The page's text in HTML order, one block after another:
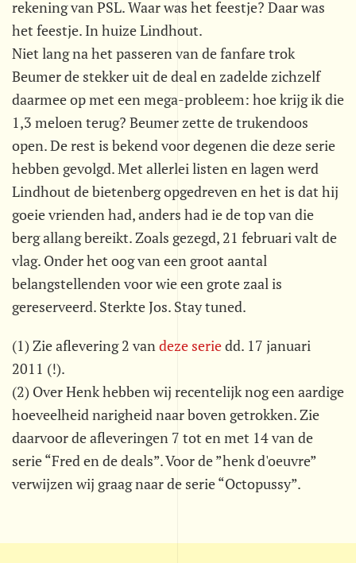
rekening van PSL. Waar was het feestje? Daar was
het feestje. In huize Lindhout.
Niet lang na het passeren van de fanfare trok
Beumer de stekker uit de deal en zadelde zichzelf
daarmee op met een mega-probleem: hoe krijg ik die
1,3 meloen terug? Beumer zette de trukendoos
open. De rest is bekend voor degenen die deze serie
hebben gevolgd. Met allerlei listen en lagen werd
Lindhout de bietenberg opgedreven en het is dat hij
goeie vrienden had, anders had ie de top van die
berg allang bereikt. Zoals gezegd, 21 februari valt de
vlag. Onder het oog van een groot aantal
belangstellenden voor wie een grote zaal is
gereserveerd. Sterkte Jos. Stay tuned.
(1) Zie aflevering 2 vandeze seriedd. 17 januari
2011 (!).
(2) Over Henk hebben wij recentelijk nog een aardige
hoeveelheid narigheid naar boven getrokken. Zie
daarvoor de afleveringen 7 tot en met 14 van de
serie “Fred en de deals”. Voor de ”henk d'oeuvre”
verwijzen wij graag naar de serie “Octopussy”.